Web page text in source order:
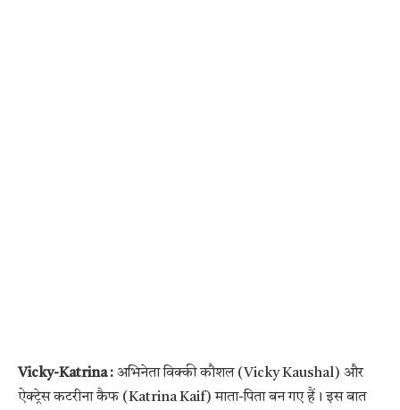
Vicky-Katrina : अभिनेता विक्की कौशल (Vicky Kaushal) और
ऐक्ट्रेस कटरीना कैफ (Katrina Kaif) माता-पिता बन गए हैं। इस बात